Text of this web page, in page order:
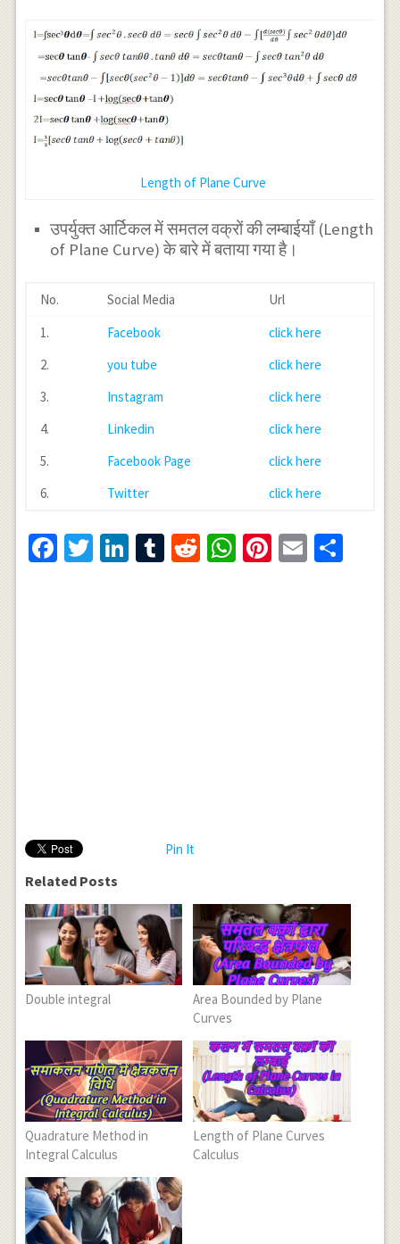
Length of Plane Curve
उपर्युक्त आर्टिकल में समतल वक्रों की लम्बाईयाँ (Length
of Plane Curve) के बारे में बताया गया है।
No. Social Media
Url
1.
Facebook
click here
2.
you tube
click here
3.
Instagram
click here
4.
Linkedin
click here
5.
Facebook Page
click here
6.
Twitter click here
Facebook
Twitter
LinkedIn
Tumblr
RedditWhatsApp
Pinterest
Email
Pin It
Related Posts
Double integral
Area Bounded by Plane
Curves
Quadrature Method in
Integral Calculus
Length of Plane Curves
Calculus